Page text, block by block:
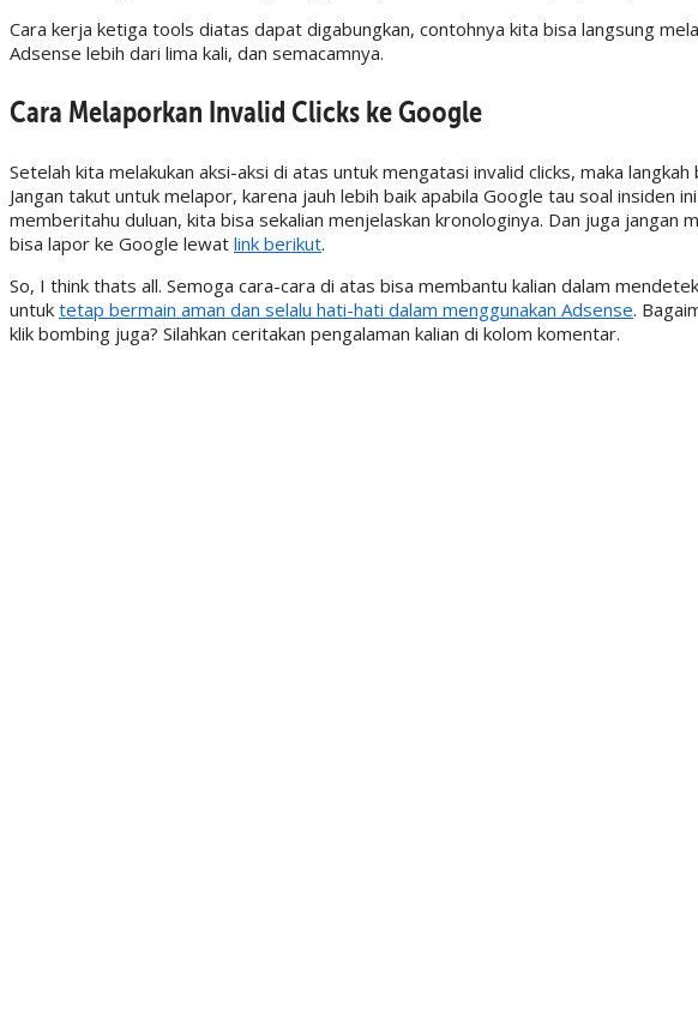
Cara kerja ketiga tools diatas dapat digabungkan, contohnya kita bisa langsung
Adsense lebih dari lima kali, dan semacamnya.
Cara Melaporkan Invalid Clicks ke Google
Setelah kita melakukan aksi-aksi di atas untuk mengatasi invalid clicks, maka
Jangan takut untuk melapor, karena jauh lebih baik apabila Google tau soal insiden
memberitahu duluan, kita bisa sekalian menjelaskan kronologinya. Dan juga jangan
bisa lapor ke Google lewat link berikut.
So, I think thats all. Semoga cara-cara di atas bisa membantu kalian dalam
untuk tetap bermain aman dan selalu hati-hati dalam menggunakan Adsense.
klik bombing juga? Silahkan ceritakan pengalaman kalian di kolom komentar.